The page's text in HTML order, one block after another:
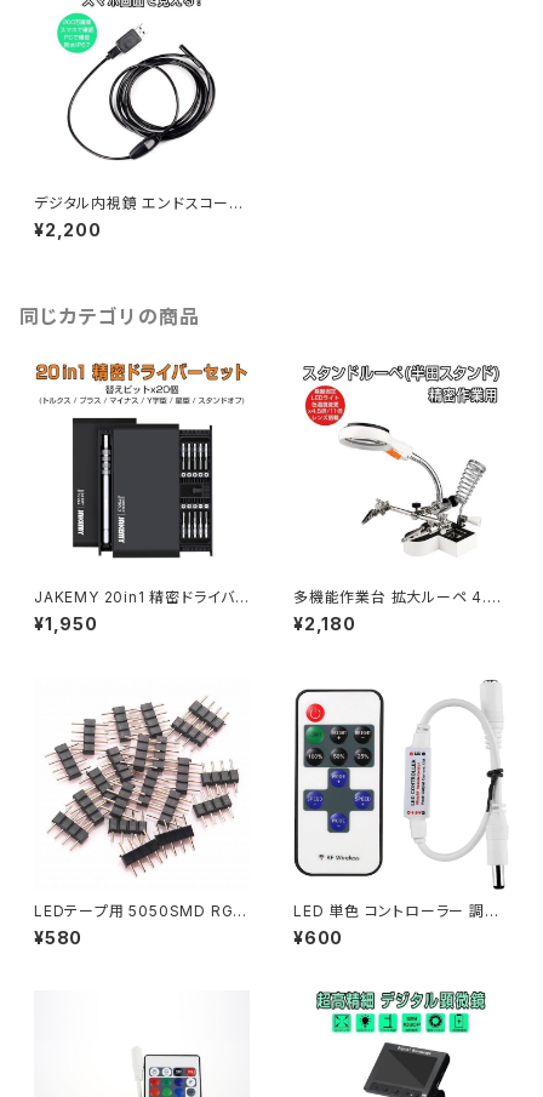
デジタル内視鏡 エンドスコープ
5m 200万画素 Androidスマ
ホと接続 PC接続 1280x720
¥2,200
同じカテゴリの商品
JAKEMY 20in1 精密ドライバ
ーセット 特殊ドライバー 磁石付
き ネジ回し 修理キット 多機能
¥1,950
多機能作業台 拡大ルーペ 4.5
倍 11倍レンズ 精密作業用 拡大
鏡 電子基板 精密機器 1ヶ月保
¥2,180
LEDテープ用 5050SMD RGB
対応 2個セット 4ピン オス/オス
コネクタ 連結 送料無料 1ヶ月保
¥580
LED 単色 コントローラー 調光
点滅 リモコン RF ワイヤレス D
Cジャック LEDテープ LEDライ
¥600